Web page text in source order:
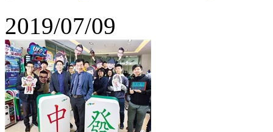
2019/07/09